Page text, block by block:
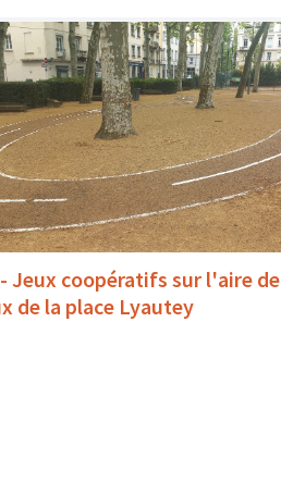
Jeux coopératifs sur l'aire de
de la place Lyautey